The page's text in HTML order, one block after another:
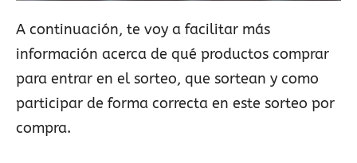
A continuación, te voy a facilitar más
información acerca de qué productos comprar
para entrar en el sorteo, que sortean y como
participar de forma correcta en este sorteo por
compra.